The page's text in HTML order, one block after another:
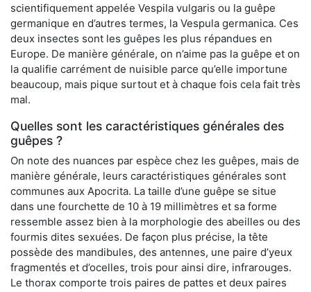
scientifiquement appelée Vespila vulgaris ou la guêpe
germanique en d’autres termes, la Vespula germanica. Ces
deux insectes sont les guêpes les plus répandues en
Europe. De manière générale, on n’aime pas la guêpe et on
la qualifie carrément de nuisible parce qu’elle importune
beaucoup, mais pique surtout et à chaque fois cela fait très
mal.
Quelles sont les caractéristiques générales des
guêpes ?
On note des nuances par espèce chez les guêpes, mais de
manière générale, leurs caractéristiques générales sont
communes aux Apocrita. La taille d’une guêpe se situe
dans une fourchette de 10 à 19 millimètres et sa forme
ressemble assez bien à la morphologie des abeilles ou des
fourmis dites sexuées. De façon plus précise, la tête
possède des mandibules, des antennes, une paire d’yeux
fragmentés et d’ocelles, trois pour ainsi dire, infrarouges.
Le thorax comporte trois paires de pattes et deux paires